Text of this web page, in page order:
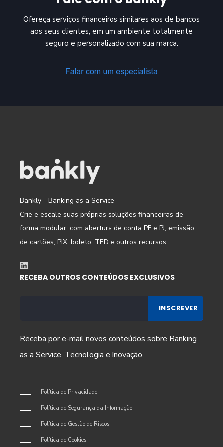
Ofereça serviços financeiros similares aos de bancos
aos seus clientes, em um ambiente totalmente
seguro e personalizado com sua marca.
Bankly - Banking as a Service
Crie e escale suas próprias soluções financeiras de
forma modular, com abertura de conta PF e PJ, emissão
de cartões, PIX, boleto, TED e outros recursos.
RECEBA OUTROS CONTEÚDOS EXCLUSIVOS
Receba por e-mail novos conteúdos sobre Banking
as a Service, Tecnologia e Inovação.
Política de Privacidade
Política de Segurança da Informação
Política de Gestão de Riscos
Política de Cookies